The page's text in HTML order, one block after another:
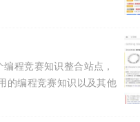
分数线、填报志愿、选专
程竞赛知识整合站点，
的编程竞赛知识以及其他
帮助广大编程竞赛爱好者